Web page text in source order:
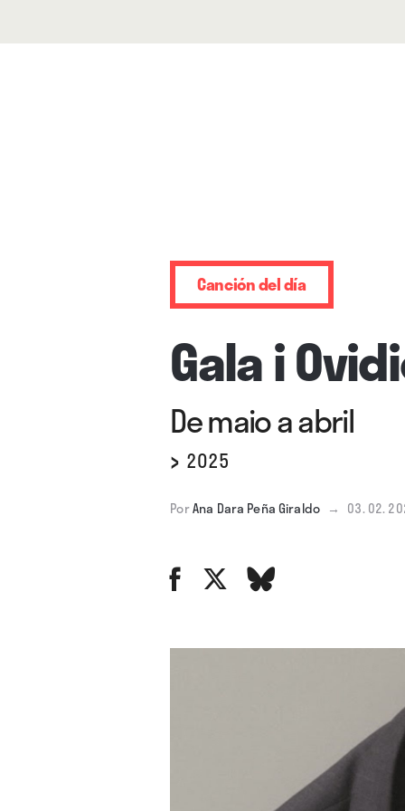
Canción del día
Gala i
De maio a abril
› 2025
PorAna Dara Peña Giraldo → 03. 02.